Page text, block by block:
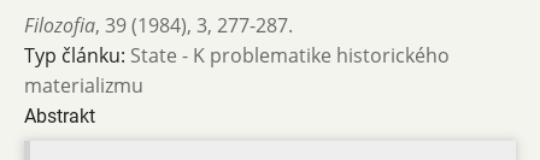
Filozofia, 39 (1984), 3, 277-287.
Typ článku: State - K problematike historického
materializmu
Abstrakt